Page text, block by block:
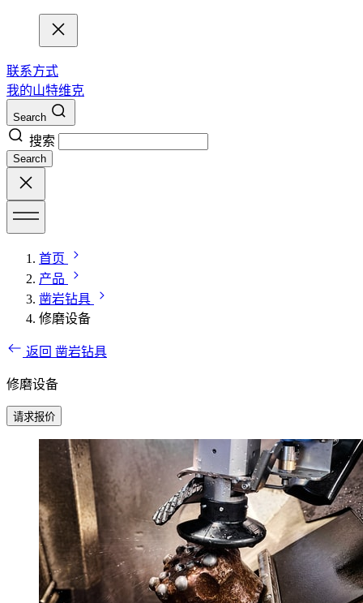
联系方式
我的山特维克
Search
搜索
Search
首页
产品
凿岩钻具
修磨设备
返回 凿岩钻具
修磨设备
请求报价